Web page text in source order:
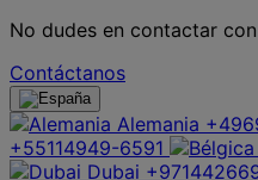
No dudes en contactar
Contáctanos
Alemania
+55114949-6591
Dubai